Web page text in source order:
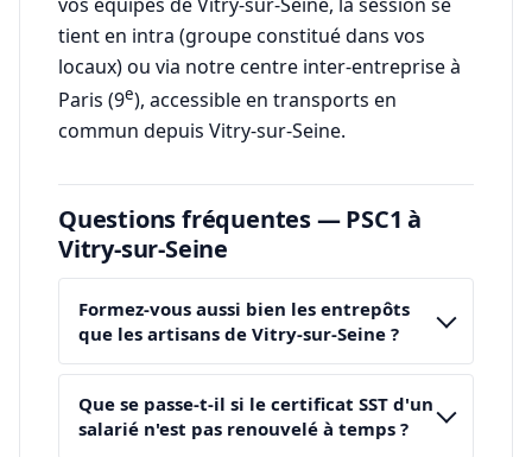
tient en intra (groupe constitué dans vos
locaux) ou via notre centre inter-entreprise à
Paris (9e), accessible en transports en
commun depuis Vitry-sur-Seine.
Questions fréquentes — PSC1 à
Vitry-sur-Seine
Formez-vous aussi bien les entrepôts
que les artisans de Vitry-sur-Seine ?
Que se passe-t-il si le certificat SST d'un
salarié n'est pas renouvelé à temps ?